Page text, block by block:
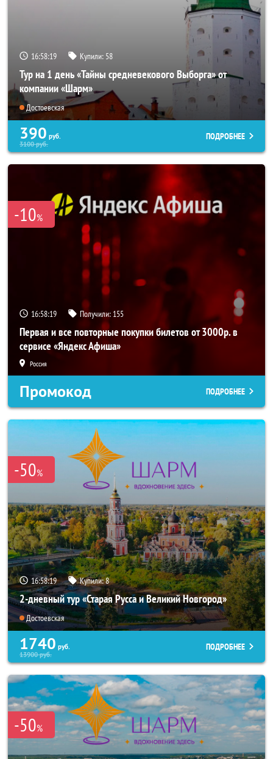
16:58:19 Купили: 58
Тур на 1 день «Тайны средневекового Выборга» от
компании «Шарм»
Достоевская
390 руб.
3100руб.
ПОДРОБНЕЕ
-10%
16:58:19 Получили: 155
Первая и все повторные покупки билетов от 3000р. в
сервисе «Яндекс Афиша»
Россия
Промокод ПОДРОБНЕЕ
-50%
16:58:19 Купили:8
2-дневный тур «Старая Русса и Великий Новгород»
Достоевская
1740 руб.
13900руб.
ПОДРОБНЕЕ
-50%